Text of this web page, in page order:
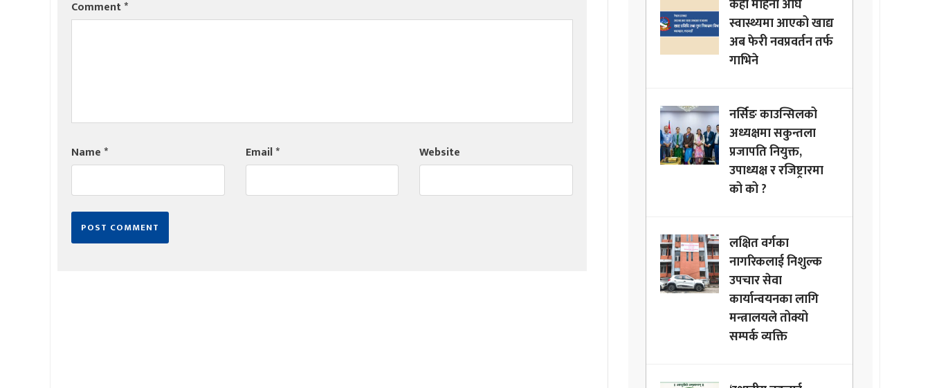
Comment*
Name* Email* Website
केही महिना अघि
स्वास्थ्यमा आएको खाद्य
अब फेरी नवप्रवर्तन तर्फ
गाभिने
नर्सिङ काउन्सिलको
अध्यक्षमा सकुन्तला
प्रजापति नियुक्त,
उपाध्यक्ष र रजिष्ट्रारमा
को को ?
लक्षित वर्गका
नागरिकलाई निशुल्क
उपचार सेवा
कार्यान्वयनका लागि
मन्त्रालयले तोक्यो
सम्पर्क व्यक्ति